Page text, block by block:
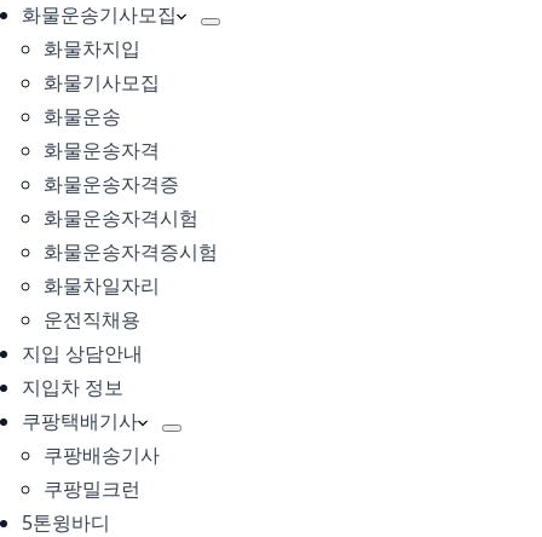
화물운송기사모집
화물차지입
화물기사모집
화물운송
화물운송자격
화물운송자격증
화물운송자격시험
화물운송자격증시험
화물차일자리
운전직채용
지입 상담안내
지입차 정보
쿠팡택배기사
쿠팡배송기사
쿠팡밀크런
5톤윙바디